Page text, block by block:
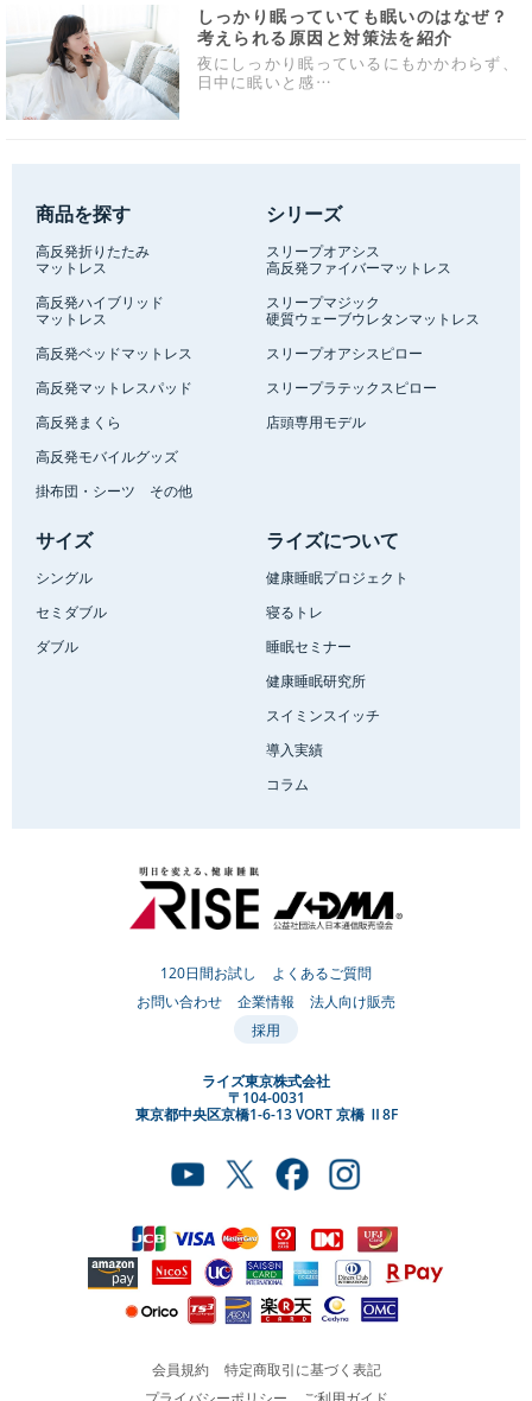
しっかり眠っていても眠いのはなぜ？
考えられる原因と対策法を紹介
夜にしっかり眠っているにもかかわらず、
日中に眠いと感…
商品を探す
高反発折りたたみ
マットレス
高反発ハイブリッド
マットレス
高反発ベッドマットレス
高反発マットレスパッド
高反発まくら
高反発モバイルグッズ
掛布団・シーツ その他
シリーズ
スリープオアシス
高反発ファイバーマットレス
スリープマジック
硬質ウェーブウレタンマットレス
スリープオアシスピロー
スリープラテックスピロー
店頭専用モデル
サイズ
シングル
セミダブル
ダブル
ライズについて
健康睡眠プロジェクト
寝るトレ
睡眠セミナー
健康睡眠研究所
スイミンスイッチ
導入実績
コラム
120日間お試し
よくあるご質問
お問い合わせ
企業情報
法人向け販売
採用
ライズ東京株式会社
〒104-0031
東京都中央区京橋1-6-13 VORT 京橋 Ⅱ8F
会員規約
特定商取引に基づく表記